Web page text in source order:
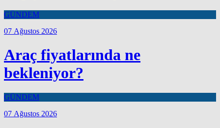
GÜNDEM
07 Ağustos 2026
Araç fiyatlarında ne
bekleniyor?
GÜNDEM
07 Ağustos 2026